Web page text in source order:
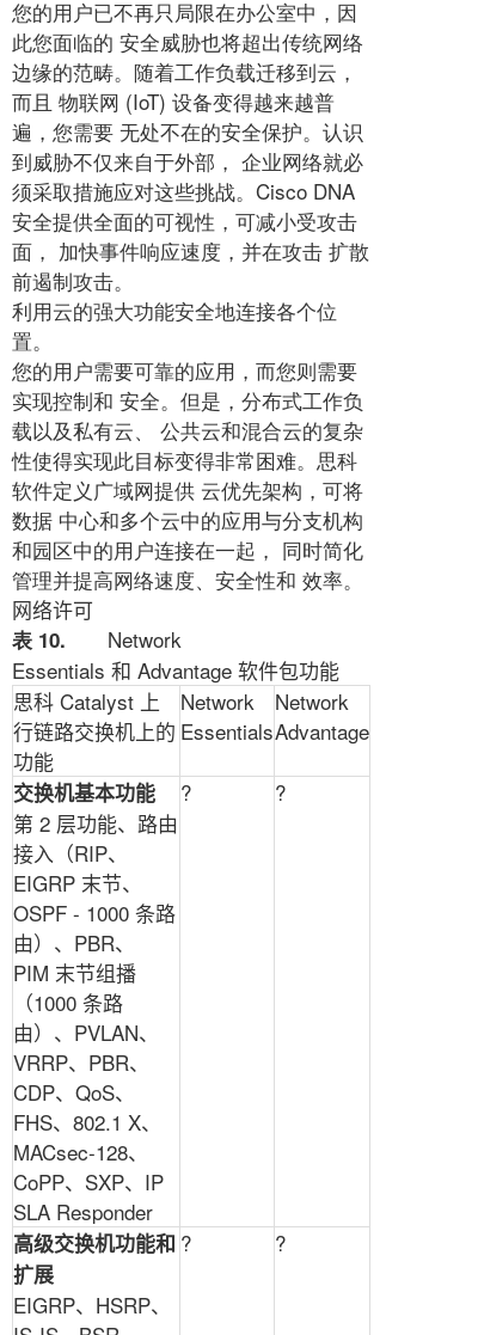
您的用户已不再只局限在办公室中，因
此您面临的 安全威胁也将超出传统网络
边缘的范畴。随着工作负载迁移到云，
而且 物联网 (IoT) 设备变得越来越普
遍，您需要 无处不在的安全保护。认识
到威胁不仅来自于外部， 企业网络就必
须采取措施应对这些挑战。Cisco DNA
安全提供全面的可视性，可减小受攻击
面， 加快事件响应速度，并在攻击 扩散
前遏制攻击。
利用云的强大功能安全地连接各个位
置。
您的用户需要可靠的应用，而您则需要
实现控制和 安全。但是，分布式工作负
载以及私有云、 公共云和混合云的复杂
性使得实现此目标变得非常困难。思科
软件定义广域网提供 云优先架构，可将
数据 中心和多个云中的应用与分支机构
和园区中的用户连接在一起， 同时简化
管理并提高网络速度、安全性和 效率。
网络许可
表 10. Network
Essentials 和 Advantage 软件包功能
思科 Catalyst 上
行链路交换机上的
功能
Network
Essentials
Network
Advantage
交换机基本功能
第 2 层功能、路由
接入（RIP、
EIGRP 末节、
OSPF - 1000 条路
由）、 PBR、
PIM 末节组播
（1000 条路
由）、 PVLAN、
VRRP、 PBR、
CDP、 QoS、
FHS、 802.1 X、
MACsec-128、
CoPP、 SXP、 IP
SLA Responder
? ?
高级交换机功能和
扩展
EIGRP、 HSRP、
? ?